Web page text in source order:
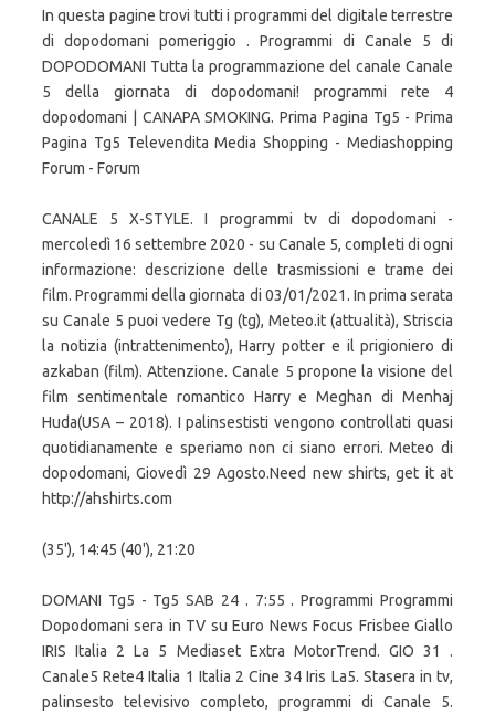
In questa pagine trovi tutti i programmi del digitale terrestre
di dopodomani pomeriggio . Programmi di Canale 5 di
DOPODOMANI Tutta la programmazione del canale Canale
5 della giornata di dopodomani! programmi rete 4
dopodomani | CANAPA SMOKING. Prima Pagina Tg5 - Prima
Pagina Tg5 Televendita Media Shopping - Mediashopping
Forum - Forum
CANALE 5 X-STYLE. I programmi tv di dopodomani -
mercoledì 16 settembre 2020 - su Canale 5, completi di ogni
informazione: descrizione delle trasmissioni e trame dei
film. Programmi della giornata di 03/01/2021. In prima serata
su Canale 5 puoi vedere Tg (tg), Meteo.it (attualità), Striscia
la notizia (intrattenimento), Harry potter e il prigioniero di
azkaban (film). Attenzione. Canale 5 propone la visione del
film sentimentale romantico Harry e Meghan di Menhaj
Huda(USA – 2018). I palinsestisti vengono controllati quasi
quotidianamente e speriamo non ci siano errori. Meteo di
dopodomani, Giovedì 29 Agosto.Need new shirts, get it at
http://ahshirts.com
(35'), 14:45 (40'), 21:20
DOMANI Tg5 - Tg5 SAB 24 . 7:55 . Programmi Programmi
Dopodomani sera in TV su Euro News Focus Frisbee Giallo
IRIS Italia 2 La 5 Mediaset Extra MotorTrend. GIO 31 .
Canale5 Rete4 Italia 1 Italia 2 Cine 34 Iris La5. Stasera in tv,
palinsesto televisivo completo, programmi di Canale 5.